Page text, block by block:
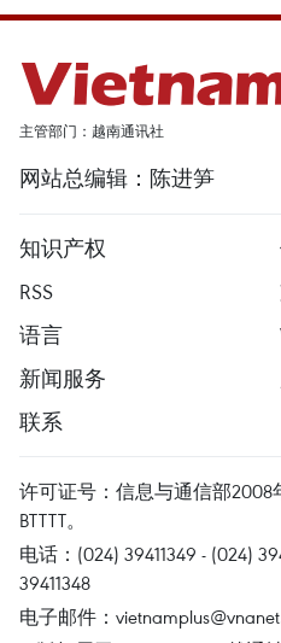
主管部门：越南通讯社
网站总编辑：陈进笋
知识产权
RSS
语言
新闻服务
联系
许可证号：信息与通信部2008
BTTTT。
电话：(024) 39411349 - (024)
39411348
电子邮件：